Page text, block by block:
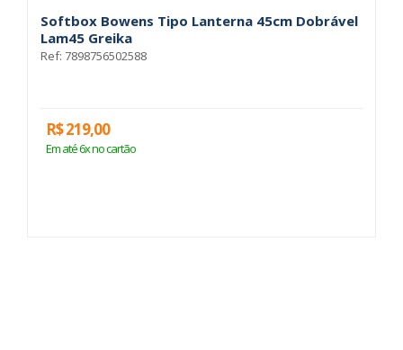
Softbox Bowens Tipo Lanterna 45cm Dobrável
Lam45 Greika
Ref: 7898756502588
R$ 219,00
Em até 6x no cartão